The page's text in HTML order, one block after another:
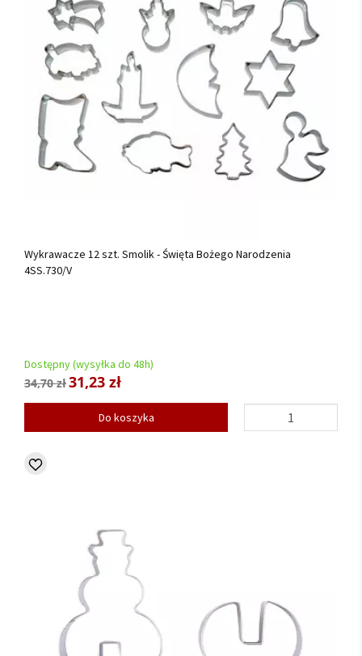
Wykrawacze 12 szt. Smolik - Święta Bożego Narodzenia
4SS.730/V
Dostępny (wysyłka do 48h)
34,70 zł31,23 zł
Do koszyka